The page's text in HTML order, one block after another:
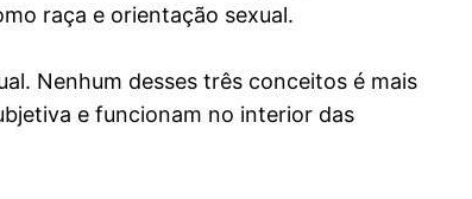
raça e orientação sexual.
Nenhum desses três conceitos é mais
e funcionam no interior das